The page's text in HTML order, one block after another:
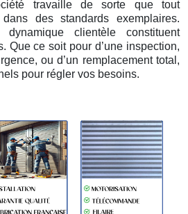
travaille de sorte que tout
des standards exemplaires.
clientèle constituent
Que ce soit pour d’une inspection,
ou d’un remplacement total,
pour régler vos besoins.